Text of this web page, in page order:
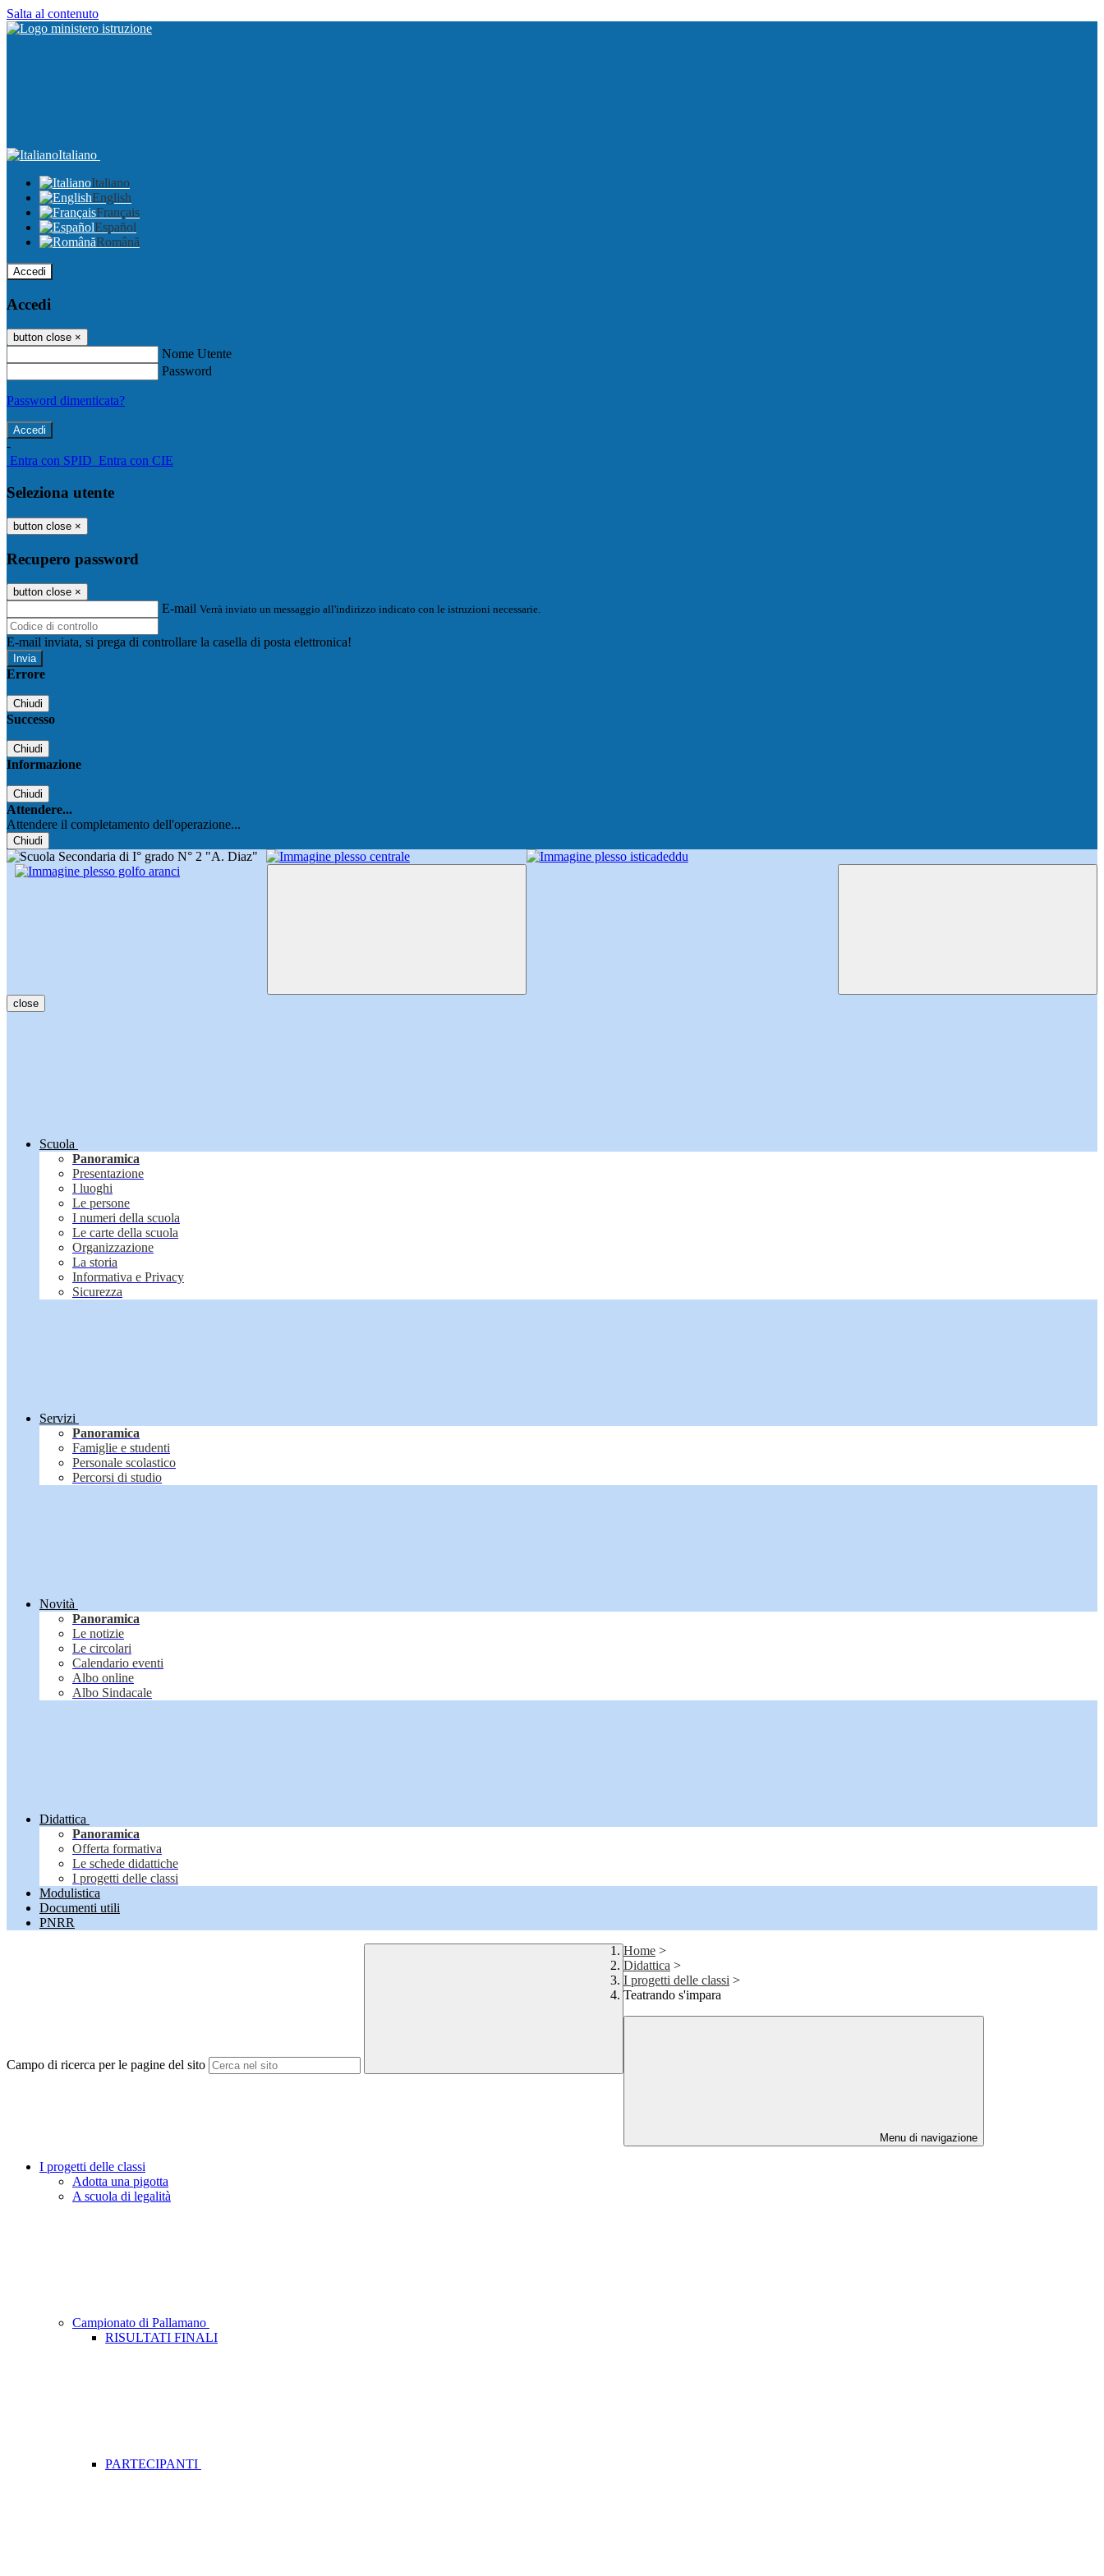
Salta al contenuto
Italiano
Italiano
English
Français
Español
Română
Accedi
Accedi
button close ×
Nome Utente
Password
Password dimenticata?
-
Entra con SPID Entra con CIE
Seleziona utente
button close ×
Recupero password
button close ×
E-mail Verrà inviato un messaggio all'indirizzo indicato con le istruzioni necessarie.
E-mail inviata, si prega di controllare la casella di posta elettronica!
Errore
Chiudi
Successo
Chiudi
Informazione
Chiudi
Attendere...
Attendere il completamento dell'operazione...
Chiudi
close
Scuola
Panoramica
Presentazione
I luoghi
Le persone
I numeri della scuola
Le carte della scuola
Organizzazione
La storia
Informativa e Privacy
Sicurezza
Servizi
Panoramica
Famiglie e studenti
Personale scolastico
Percorsi di studio
Novità
Panoramica
Le notizie
Le circolari
Calendario eventi
Albo online
Albo Sindacale
Didattica
Panoramica
Offerta formativa
Le schede didattiche
I progetti delle classi
Modulistica
Documenti utili
PNRR
Campo di ricerca per le pagine del sito
Home >
Didattica >
I progetti delle classi >
Teatrando s'impara
Menu di navigazione
I progetti delle classi
Adotta una pigotta
A scuola di legalità
Campionato di Pallamano
RISULTATI FINALI
PARTECIPANTI